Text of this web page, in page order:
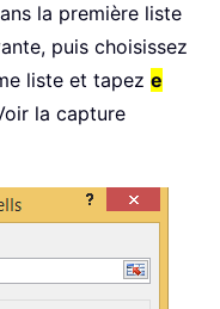
la première liste
puis choisissez
liste et tapez e
la capture